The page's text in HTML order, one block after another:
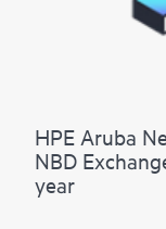
HPE Aruba
NBD
year